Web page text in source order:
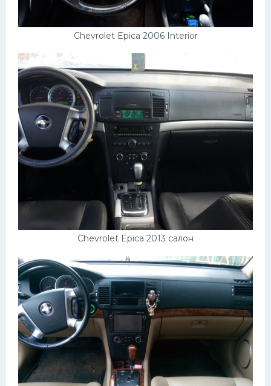
Chevrolet Epica 2006 Interior
Chevrolet Epica 2013 салон